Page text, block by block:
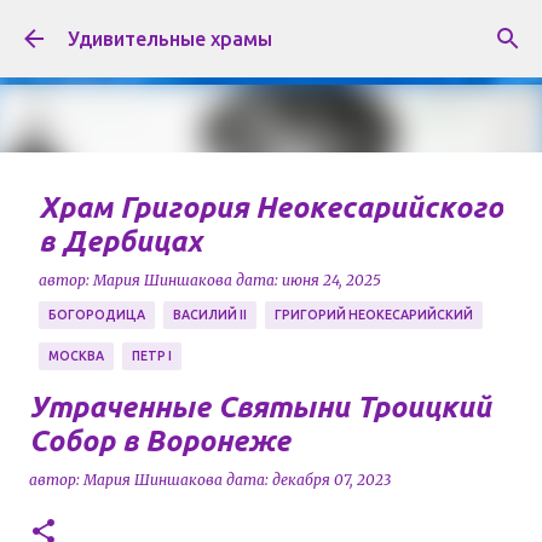
К основному контенту
Удивительные храмы
Храм Григория Неокесарийского
в Дербицах
автор:Мария Шиншакова дата: июня 24, 2025
БОГОРОДИЦА ВАСИЛИЙ II ГРИГОРИЙ НЕОКЕСАРИЙСКИЙ
МОСКВА ПЕТР I
Храм в честь Григория Неокесарийского
расположен в районе Якиманка города Москвы, и
является памятником архитектуры XVII века. Храм
носит имя Чудотворца Григория Некесарийского,
который усмирял реки, лечил больных, решал
Утраченные Святыни Троицкий
Собор в Воронеже
автор:Мария Шиншакова дата: декабря 07, 2023